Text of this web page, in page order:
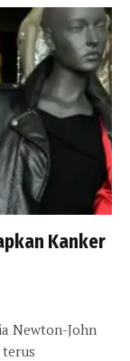
Kanker
Newton-John
terus